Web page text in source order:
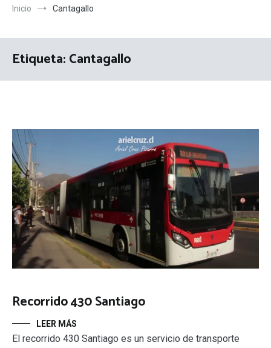
Inicio Cantagallo
Etiqueta:Cantagallo
Recorrido 430 Santiago
LEER MÁS
El recorrido 430 Santiago es un servicio de transporte